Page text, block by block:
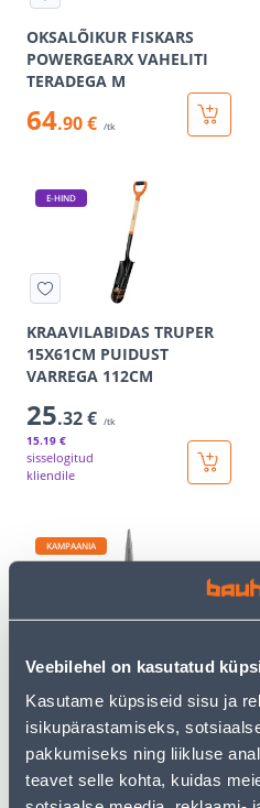
Veebilehel on kasutatud
Kasutame küpsiseid sisu ja
isikupärastamiseks,
pakkumiseks ning liikluse
teavet selle kohta, kuidas
OKSALÕIKUR FISKARS
POWERGEARX VAHELITI
TERADEGA M
64.90 € /tk
E-HIND
KRAAVILABIDAS TRUPER
15X61CM PUIDUST
VARREGA 112CM
25.32 € /tk
15.19 €
sisselogitud
kliendile
KAMPAANIA
OKSAKÄÄRID FISKARS
SOLID SNIP SP13
10